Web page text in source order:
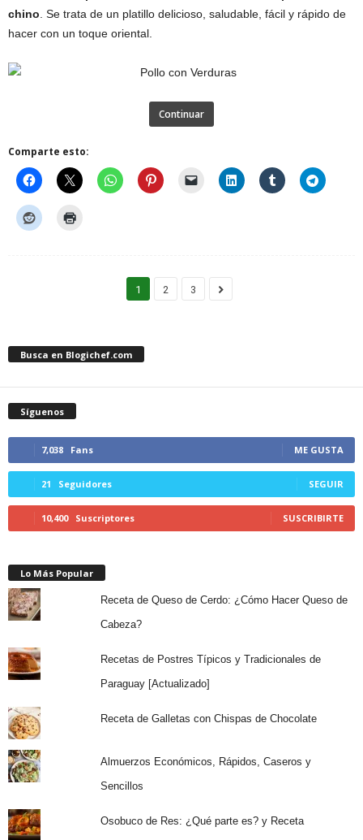
chino . Se trata de un platillo delicioso, saludable, fácil y rápido de
hacer con un toque oriental.
Continuar
Comparte esto:
1 2 3
Busca en Blogichef.com
Síguenos
7,038 Fans ME GUSTA
21 Seguidores SEGUIR
10,400 Suscriptores SUSCRIBIRTE
Lo Más Popular
Receta de Queso de Cerdo: ¿Cómo Hacer Queso de
Cabeza?
Recetas de Postres Típicos y Tradicionales de
Paraguay [Actualizado]
Receta de Galletas con Chispas de Chocolate
Almuerzos Económicos, Rápidos, Caseros y
Sencillos
Osobuco de Res: ¿Qué parte es? y Receta